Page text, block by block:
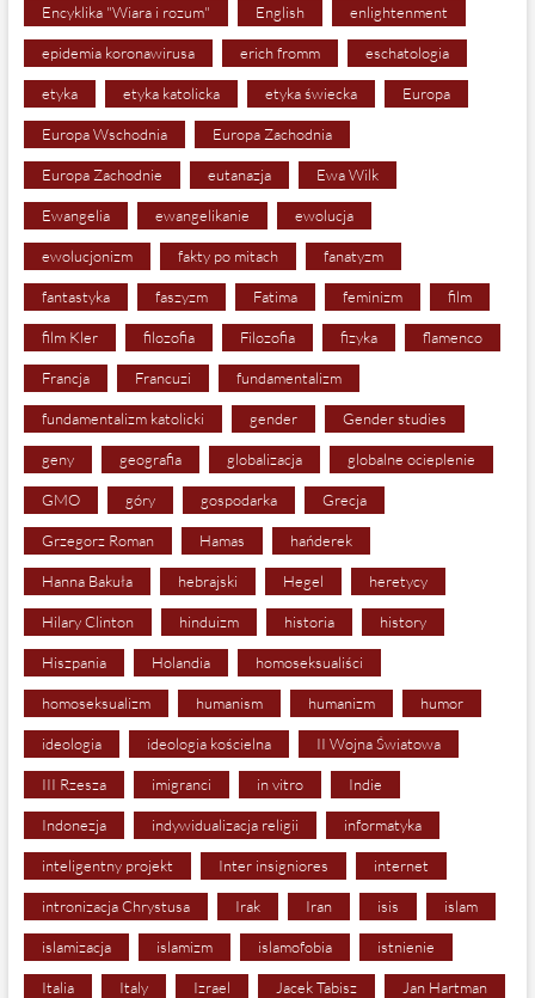
Encyklika "Wiara i rozum" English enlightenment
epidemia koronawirusa erich fromm eschatologia
etyka etyka katolicka etyka świecka Europa
Europa Wschodnia Europa Zachodnia
Europa Zachodnie eutanazja Ewa Wilk
Ewangelia ewangelikanie ewolucja
ewolucjonizm fakty po mitach fanatyzm
fantastyka faszyzm Fatima feminizm film
film Kler filozofia Filozofia fizyka flamenco
Francja Francuzi fundamentalizm
fundamentalizm katolicki gender Gender studies
geny geografia globalizacja globalne ocieplenie
GMO góry gospodarka Grecja
Grzegorz Roman Hamas hańderek
Hanna Bakuła hebrajski Hegel heretycy
Hilary Clinton hinduizm historia history
Hiszpania Holandia homoseksualiści
homoseksualizm humanism humanizm humor
ideologia ideologia kościelna II Wojna Światowa
III Rzesza imigranci in vitro Indie
Indonezja indywidualizacja religii informatyka
inteligentny projekt Inter insigniores internet
intronizacja Chrystusa Irak Iran isis islam
islamizacja islamizm islamofobia istnienie
Italia Italy Izrael Jacek Tabisz Jan Hartman